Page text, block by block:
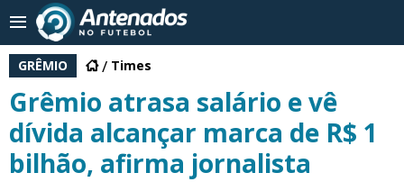
GRÊMIO Times
Grêmio atrasa salário e vê
dívida alcançar marca de R$ 1
bilhão, afirma jornalista